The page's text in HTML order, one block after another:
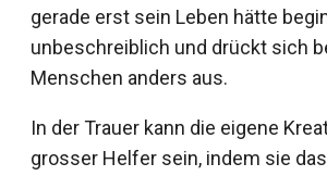
gerade erst sein Leben hätte
unbeschreiblich und drückt sich
Menschen anders aus.
In der Trauer kann die eigene
grosser Helfer sein, indem sie